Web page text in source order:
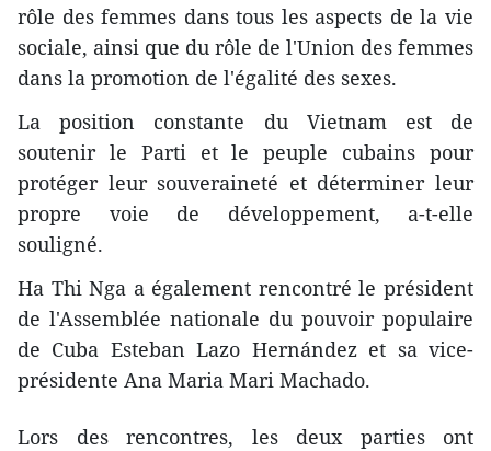
rôle des femmes dans tous les aspects de la vie
sociale, ainsi que du rôle de l'Union des femmes
dans la promotion de l'égalité des sexes.
La position constante du Vietnam est de
soutenir le Parti et le peuple cubains pour
protéger leur souveraineté et déterminer leur
propre voie de développement, a-t-elle
souligné.
Ha Thi Nga a également rencontré le président
de l'Assemblée nationale du pouvoir populaire
de Cuba Esteban Lazo Hernández et sa vice-
présidente Ana Maria Mari Machado.
Lors des rencontres, les deux parties ont